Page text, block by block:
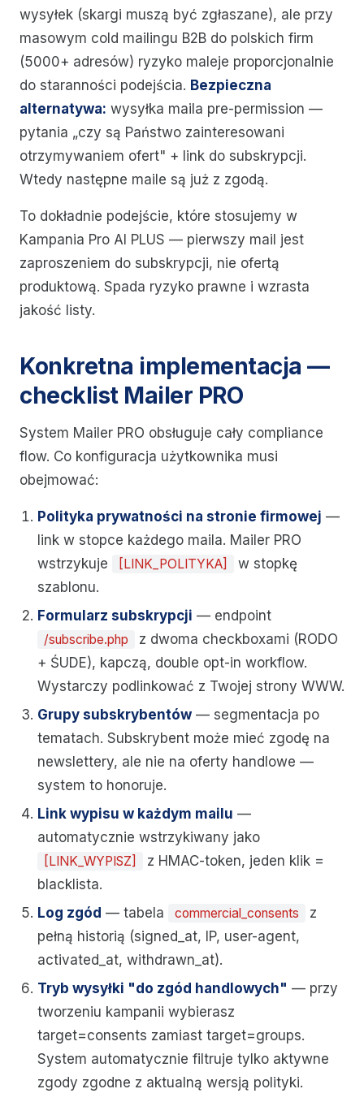
wysyłek (skargi muszą być zgłaszane), ale przy
masowym cold mailingu B2B do polskich firm
(5000+ adresów) ryzyko maleje proporcjonalnie
do staranności podejścia. Bezpieczna
alternatywa: wysyłka maila pre-permission —
pytania „czy są Państwo zainteresowani
otrzymywaniem ofert" + link do subskrypcji.
Wtedy następne maile są już z zgodą.
To dokładnie podejście, które stosujemy w
Kampania Pro AI PLUS — pierwszy mail jest
zaproszeniem do subskrypcji, nie ofertą
produktową. Spada ryzyko prawne i wzrasta
jakość listy.
Konkretna implementacja —
checklist Mailer PRO
System Mailer PRO obsługuje cały compliance
flow. Co konfiguracja użytkownika musi
obejmować:
Polityka prywatności na stronie firmowej —
link w stopce każdego maila. Mailer PRO
wstrzykuje
[LINK_POLITYKA]
w stopkę
szablonu.
Formularz subskrypcji — endpoint
/subscribe.php
z dwoma checkboxami (RODO
+ ŚUDE), kapczą, double opt-in workflow.
Wystarczy podlinkować z Twojej strony WWW.
Grupy subskrybentów — segmentacja po
tematach. Subskrybent może mieć zgodę na
newslettery, ale nie na oferty handlowe —
system to honoruje.
Link wypisu w każdym mailu —
automatycznie wstrzykiwany jako
[LINK_WYPISZ]
z HMAC-token, jeden klik =
blacklista.
Log zgód — tabela commercial_consents
z
pełną historią (signed_at, IP, user-agent,
activated_at, withdrawn_at).
Tryb wysyłki "do zgód handlowych" — przy
tworzeniu kampanii wybierasz
target=consents zamiast target=groups.
System automatycznie filtruje tylko aktywne
zgody zgodne z aktualną wersją polityki.